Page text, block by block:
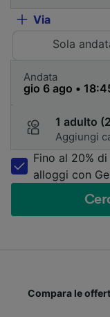
Via
Sola
Andata
1 adulto
Aggiungi
Fino al 20%
alloggi con
Compara le